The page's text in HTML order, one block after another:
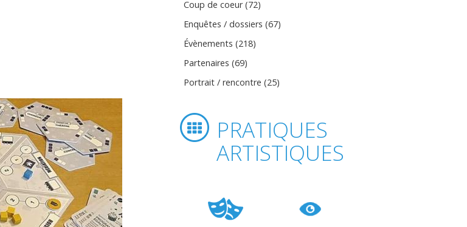
Coup de coeur (72)
Enquêtes / dossiers (67)
Évènements (218)
Partenaires (69)
Portrait / rencontre (25)
PRATIQUES
ARTISTIQUES